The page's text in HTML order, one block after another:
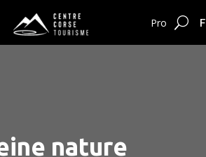
Pro
nature